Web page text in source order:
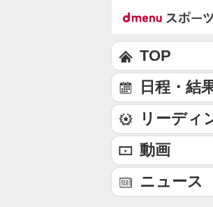
TOP
日程・結
リーディ
動画
ニュース